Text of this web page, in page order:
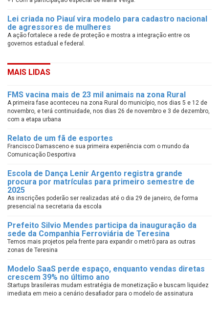
Lei criada no Piauí vira modelo para cadastro nacional
de agressores de mulheres
A ação fortalece a rede de proteção e mostra a integração entre os
governos estadual e federal.
MAIS LIDAS
FMS vacina mais de 23 mil animais na zona Rural
A primeira fase aconteceu na zona Rural do município, nos dias 5 e 12 de
novembro, e terá continuidade, nos dias 26 de novembro e 3 de dezembro,
com a etapa urbana
Relato de um fã de esportes
Francisco Damasceno e sua primeira experiência com o mundo da
Comunicação Desportiva
Escola de Dança Lenir Argento registra grande
procura por matrículas para primeiro semestre de
2025
As inscrições poderão ser realizadas até o dia 29 de janeiro, de forma
presencial na secretaria da escola
Prefeito Silvio Mendes participa da inauguração da
sede da Companhia Ferroviária de Teresina
Temos mais projetos pela frente para expandir o metrô para as outras
zonas de Teresina
Modelo SaaS perde espaço, enquanto vendas diretas
crescem 39% no último ano
Startups brasileiras mudam estratégia de monetização e buscam liquidez
imediata em meio a cenário desafiador para o modelo de assinatura